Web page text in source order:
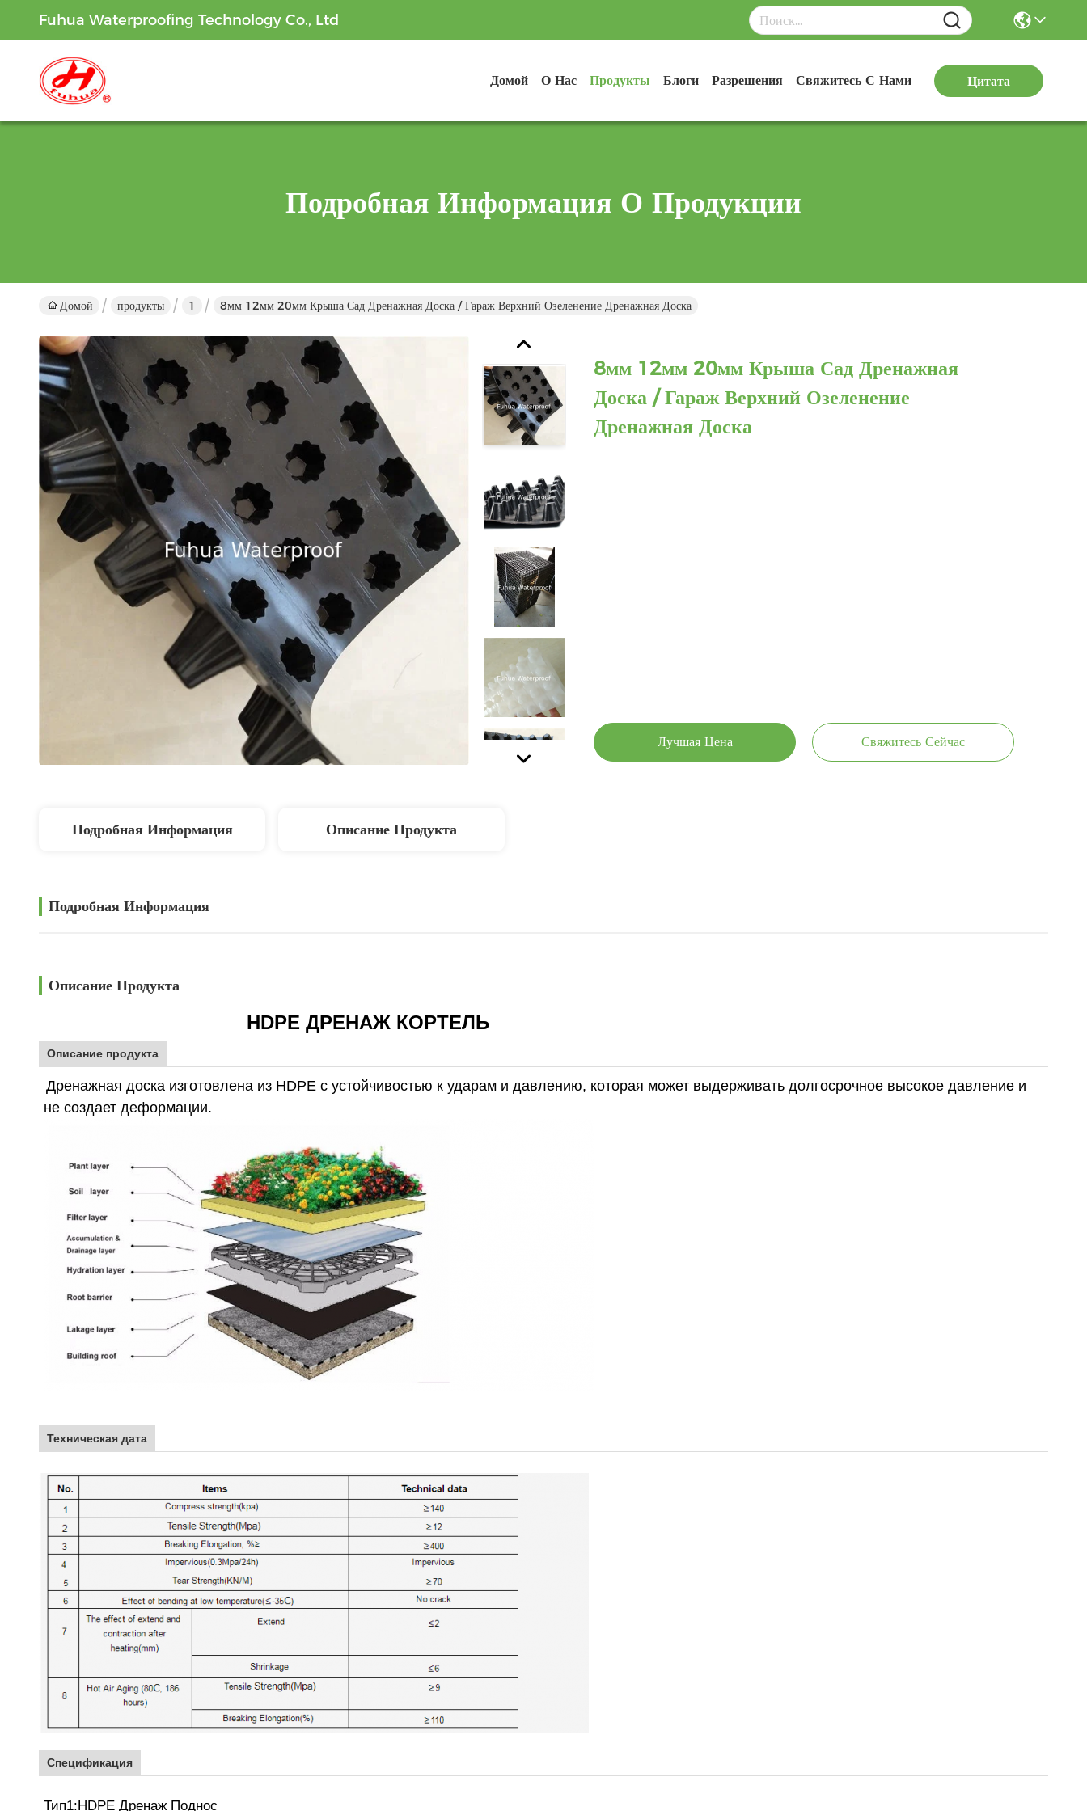
Fuhua Waterproofing Technology Co., Ltd
Домой О Нас Продукты Блоги Разрешения Свяжитесь С Нами Цитата
Подробная Информация О Продукции
Домой продукты 1 8мм 12мм 20мм Крыша Сад Дренажная Доска / Гараж Верхний Озеленение Дренажная Доска
8мм 12мм 20мм Крыша Сад Дренажная
Доска / Гараж Верхний Озеленение
Дренажная Доска
Лучшая Цена Свяжитесь Сейчас
Подробная Информация Описание Продукта
Подробная Информация
Описание Продукта
HDPE ДРЕНАЖ КОРТЕЛЬ
Описание продукта
Дренажная доска изготовлена из HDPE с устойчивостью к ударам и давлению, которая может выдерживать долгосрочное высокое давление и
не создает деформации.
Техническая дата
Спецификация
Тип1:HDPE Дренаж Поднос